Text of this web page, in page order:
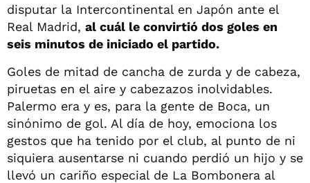
disputar la Intercontinental en Japón ante el
Real Madrid, al cuál le convirtió dos goles en
seis minutos de iniciado el partido.
Goles de mitad de cancha de zurda y de cabeza,
piruetas en el aire y cabezazos inolvidables.
Palermo era y es, para la gente de Boca, un
sinónimo de gol. Al día de hoy, emociona los
gestos que ha tenido por el club, al punto de ni
siquiera ausentarse ni cuando perdió un hijo y se
llevó un cariño especial de La Bombonera al